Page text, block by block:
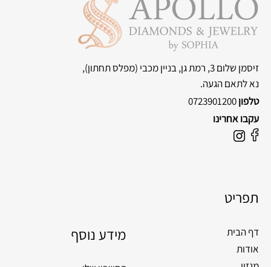
זיסמן שלום 3, רמת גן, בניין מכבי
(מפלס תחתון),
נא לתאם הגעה.
טלפון0723901200
עקבו אחרינו
F
b
o
k
I
a
r
a
m
תפריט
דף הבית
אודות
מידע נוסף